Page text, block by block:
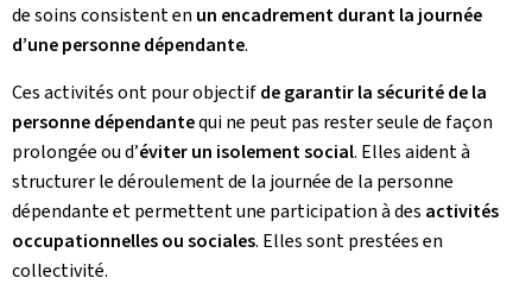
de soins consistent en un encadrement durant la journée
d’une personne dépendante.
Ces activités ont pour objectifde garantir la sécurité de la
personne dépendantequi ne peut pas rester seule de façon
prolongée ou d’éviter un isolement social. Elles aident à
structurer le déroulement de la journée de la personne
dépendante et permettent une participation à des activités
occupationnelles ou sociales. Elles sont prestées en
collectivité.